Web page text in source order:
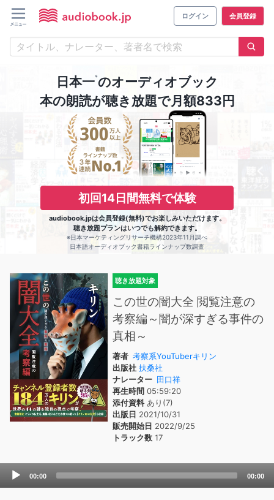
ログイン 会員登録
日本一※のオーディオブック
本の朗読が聴き放題で月額833円
初回14日間無料で体験
audiobook.jpは会員登録(無料)でお楽しみいただけます。
聴き放題プランはいつでも解約できます。
※日本マーケティングリサーチ機構2023年11月調べ
日本語オーディオブック書籍ラインナップ数調査
聴き放題対象
この世の闇大全 閲覧注意の
考察編～闇が深すぎる事件の
真相～
著者 考察系YouTuberキリン
出版社 扶桑社
ナレーター 田口祥
再生時間 05:59:20
添付資料あり(7)
出版日 2021/10/31
販売開始日 2022/9/25
トラック数 17
Audio
00:00 00:00